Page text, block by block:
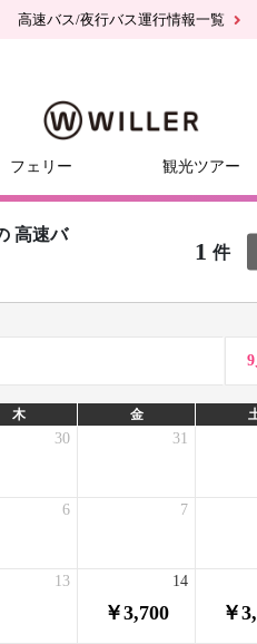
高速バス/夜行バス運行情報一覧
フェリー 観光ツアー
高速バ
1 件
9
木 金
30 31
6 7
13
￥3,700
14
￥